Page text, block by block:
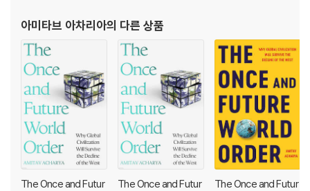
ian values, economic interdependence, and rules of inter-stat
e conduct emerged across the globe over millennia. History s
uggests order will endure even as the West retreats. Instead
of fearing the future, the West should learn from history and c
ooperate with the Rest to forge a more equitable order.
아미타브 아차리아의 다른 상품
The Once and Futur
The Once and Futur
The Once and Futur